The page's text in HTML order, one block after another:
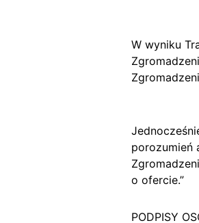
W wyniku
porozumień
o ofercie.”
PODPISY